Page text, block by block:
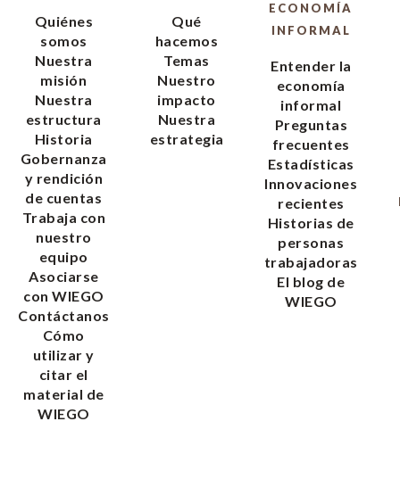
Quiénes
somos
Nuestra
misión
Nuestra
estructura
Historia
Gobernanza
y rendición
de cuentas
Trabaja con
nuestro
equipo
Asociarse
con WIEGO
Contáctanos
Cómo
utilizar y
citar el
material de
WIEGO
Qué
hacemos
Temas
Nuestro
impacto
Nuestra
estrategia
ECONOMÍA
INFORMAL
Entender la
economía
informal
Preguntas
frecuentes
Estadísticas
Innovaciones
recientes
Historias de
personas
trabajadoras
El blog de
WIEGO